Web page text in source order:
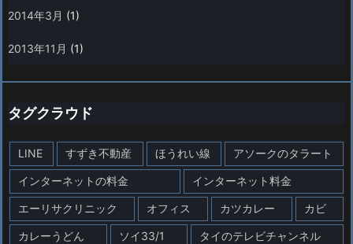
2014年3月 (1)
2013年11月 (1)
タグクラウド
LINE すずき不動産 ほうれい線 アソークのタラート
インターネットの料金 インターネット料金
エーリサクリニック オフィス カツカレー カビ
カレーうどん ソイ33/1 タイのテレビチャンネル